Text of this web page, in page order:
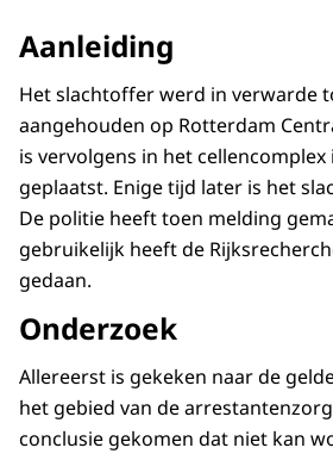
Aanleiding
Het slachtoffer werd in verwarde
aangehouden op Rotterdam
is vervolgens in het cellencomplex
geplaatst. Enige tijd later is het
De politie heeft toen melding
gebruikelijk heeft de
gedaan.
Onderzoek
Allereerst is gekeken naar de
het gebied van de
conclusie gekomen dat niet kan